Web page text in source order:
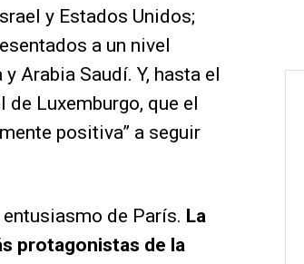
y Estados Unidos;
a un nivel
Arabia Saudí. Y, hasta el
Luxemburgo, que el
positiva” a seguir
de París. La
protagonistas de la